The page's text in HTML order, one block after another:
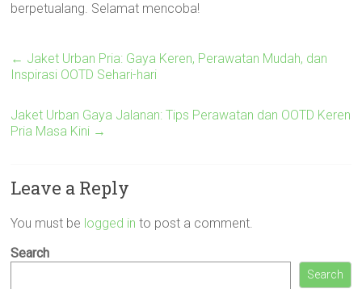
berpetualang. Selamat mencoba!
← Jaket Urban Pria: Gaya Keren, Perawatan Mudah, dan
Inspirasi OOTD Sehari-hari
Jaket Urban Gaya Jalanan: Tips Perawatan dan OOTD Keren
Pria Masa Kini →
Leave a Reply
You must be logged in to post a comment.
Search
Search